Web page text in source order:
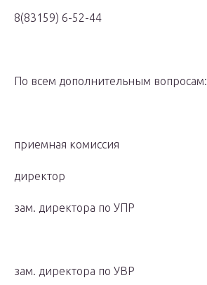
8(83159) 6-52-44
По всем дополнительным вопросам:
приемная комиссия
директор
зам. директора по УПР
зам. директора по УВР